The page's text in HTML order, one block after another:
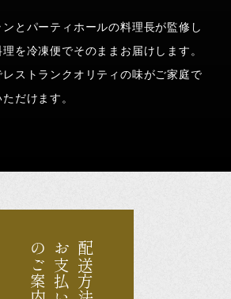
とパーティホールの料理長が監修し
を冷凍便でそのままお届けします。
ストランクオリティの味がご家庭で
だけます。
配送方法
お支払い
のご案内